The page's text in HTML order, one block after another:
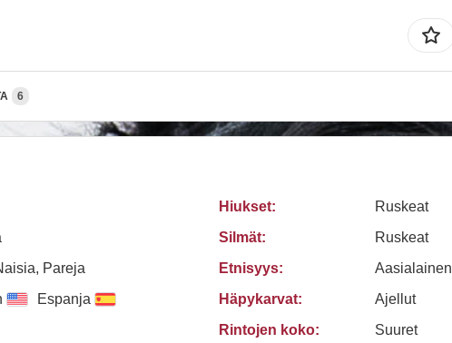
6
Pareja
Espanja
Hiukset:
Ruskeat
Silmät:
Ruskeat
Etnisyys:
Aasialainen
Häpykarvat:
Ajellut
Rintojen koko:
Suuret